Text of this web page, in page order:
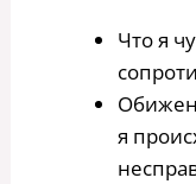
Что я
я